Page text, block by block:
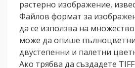
растерно изображение,
Файлов формат за
да се използва на
може да опише
двустепенни и палетни
Ако трябва да създадете